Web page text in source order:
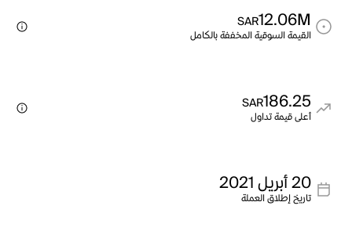
12.06M
SAR
القيمة السوقية المخففة بالكامل
186.25
SAR
أعلى قيمة تداول
20 أبريل 2021
تاريخ إطلاق العملة